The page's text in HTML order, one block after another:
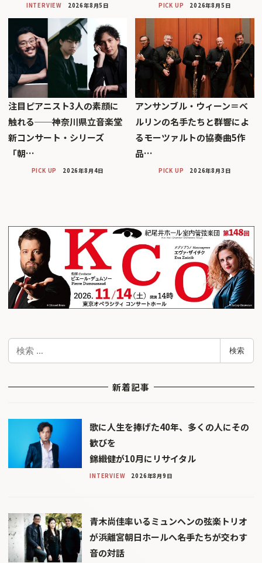
INTERVIEW 2026年8月5日 PICK UP 2026年8月5日
注目ピアニスト3人の素顔に
触れる──神奈川県立音楽堂
新コンサート・シリーズ
「朝…
PICK UP 2026年8月4日
アンサンブル・ウィーン＝ベ
ルリンの名手たちと群響によ
るモーツァルトの協奏曲5作
品…
PICK UP 2026年8月3日
検
検索
新着記事
歌に人生を捧げた40年、多くの人にその
歓びを
錦織健が10月にリサイタル
INTERVIEW 2026年8月9日
青木尚佳率いるミュンヘンの弦楽トリオ
が浜離宮朝日ホールへ――名手たちが交わす
音の対話